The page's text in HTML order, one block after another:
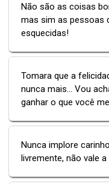
Não são as coisas
mas sim as pessoas
esquecidas!
Tomara que a
nunca mais... Vou
ganhar o que você
Nunca implore
livremente, não vale a